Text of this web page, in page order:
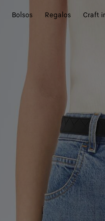
Bolsos Regalos Craft